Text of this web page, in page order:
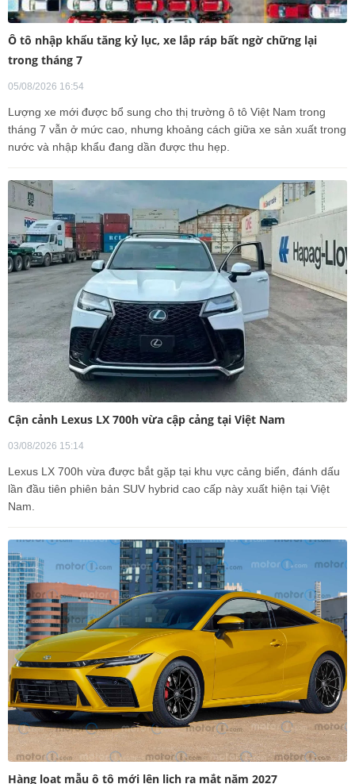
Ô tô nhập khẩu tăng kỷ lục, xe lắp ráp bất ngờ chững lại
trong tháng 7
05/08/2026 16:54
Lượng xe mới được bổ sung cho thị trường ô tô Việt Nam trong
tháng 7 vẫn ở mức cao, nhưng khoảng cách giữa xe sản xuất trong
nước và nhập khẩu đang dần được thu hẹp.
Cận cảnh Lexus LX 700h vừa cập cảng tại Việt Nam
03/08/2026 15:14
Lexus LX 700h vừa được bắt gặp tại khu vực cảng biển, đánh dấu
lần đầu tiên phiên bản SUV hybrid cao cấp này xuất hiện tại Việt
Nam.
Hàng loạt mẫu ô tô mới lên lịch ra mắt năm 2027